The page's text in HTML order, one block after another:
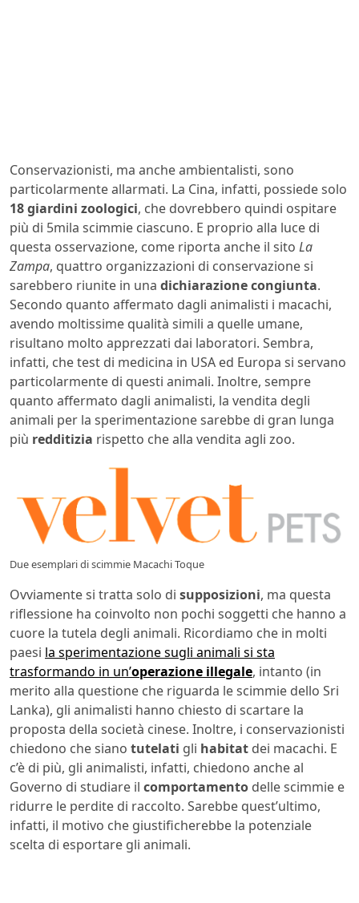
Conservazionisti, ma anche ambientalisti, sono
particolarmente allarmati. La Cina, infatti, possiede solo
18 giardini zoologici, che dovrebbero quindi ospitare
più di 5mila scimmie ciascuno. E proprio alla luce di
questa osservazione, come riporta anche il sito La
Zampa, quattro organizzazioni di conservazione si
sarebbero riunite in una dichiarazione congiunta.
Secondo quanto affermato dagli animalisti i macachi,
avendo moltissime qualità simili a quelle umane,
risultano molto apprezzati dai laboratori. Sembra,
infatti, che test di medicina in USA ed Europa si servano
particolarmente di questi animali. Inoltre, sempre
quanto affermato dagli animalisti, la vendita degli
animali per la sperimentazione sarebbe di gran lunga
più redditizia rispetto che alla vendita agli zoo.
Due esemplari di scimmie Macachi Toque
Ovviamente si tratta solo di supposizioni, ma questa
riflessione ha coinvolto non pochi soggetti che hanno a
cuore la tutela degli animali. Ricordiamo che in molti
paesi la sperimentazione sugli animali si sta
trasformando in un’operazione illegale, intanto (in
merito alla questione che riguarda le scimmie dello Sri
Lanka), gli animalisti hanno chiesto di scartare la
proposta della società cinese. Inoltre, i conservazionisti
chiedono che siano tutelati gli habitat dei macachi. E
c’è di più, gli animalisti, infatti, chiedono anche al
Governo di studiare il comportamento delle scimmie e
ridurre le perdite di raccolto. Sarebbe quest’ultimo,
infatti, il motivo che giustificherebbe la potenziale
scelta di esportare gli animali.